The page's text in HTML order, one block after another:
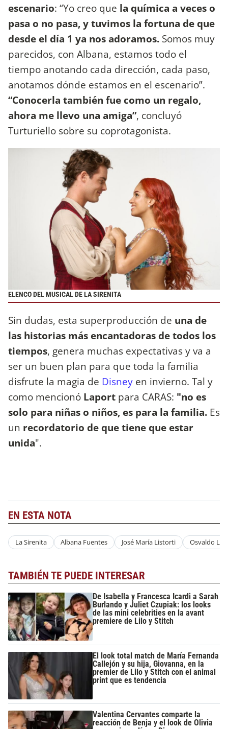
escenario: “Yo creo que la química a veces o
pasa o no pasa, y tuvimos la fortuna de que
desde el día 1 ya nos adoramos. Somos muy
parecidos, con Albana, estamos todo el
tiempo anotando cada dirección, cada paso,
anotamos dónde estamos en el escenario”.
“Conocerla también fue como un regalo,
ahora me llevo una amiga”, concluyó
Turturiello sobre su coprotagonista.
ELENCO DEL MUSICAL DE LA SIRENITA
Sin dudas, esta superproducción de una de
las historias más encantadoras de todos los
tiempos, genera muchas expectativas y va a
ser un buen plan para que toda la familia
disfrute la magia de Disney en invierno. Tal y
como mencionó Laport para CARAS: "no es
solo para niñas o niños, es para la familia. Es
un recordatorio de que tiene que estar
unida".
EN ESTA NOTA
La Sirenita Albana Fuentes José María Listorti Osvaldo
TAMBIÉN TE PUEDE INTERESAR
De Isabella y Francesca Icardi a Sarah
Burlando y Juliet Czupiak: los looks
de las mini celebrities en la avant
premiere de Lilo y Stitch
El look total match de María Fernanda
Callejón y su hija, Giovanna, en la
premier de Lilo y Stitch con el animal
print que es tendencia
Valentina Cervantes comparte la
reacción de Benja y el look de Olivia